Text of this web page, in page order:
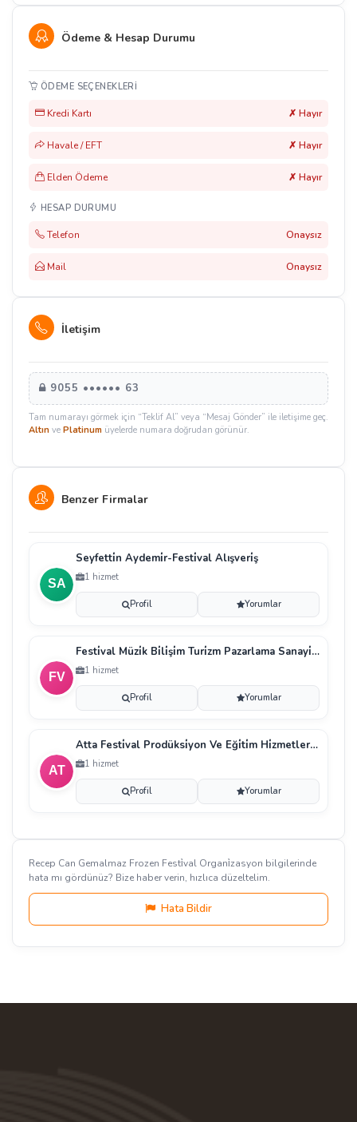
Ödeme & Hesap Durumu
ÖDEME SEÇENEKLERI
Kredi Kartı ✗ Hayır
Havale / EFT ✗ Hayır
Elden Ödeme ✗ Hayır
HESAP DURUMU
Telefon Onaysız
Mail Onaysız
İletişim
9055 •••••• 63
Tam numarayı görmek için “Teklif Al” veya “Mesaj Gönder” ile iletişime geç.
Altın ve Platinum üyelerde numara doğrudan görünür.
Benzer Firmalar
Seyfetti̇n Aydemi̇r-Festi̇val Alışveri̇ş
1 hizmet
Profil Yorumlar
Festi̇val Müzi̇k Bi̇li̇şi̇m Turi̇zm Pazarlama Sanayi̇ Ve
1 hizmet
Profil Yorumlar
Atta Festi̇val Prodüksi̇yon Ve Eği̇ti̇m Hi̇zmetleri̇ Ti̇c
1 hizmet
Profil Yorumlar
Recep Can Gemalmaz Frozen Festi̇val Organi̇zasyon bilgilerinde
hata mı gördünüz? Bize haber verin, hızlıca düzeltelim.
Hata Bildir